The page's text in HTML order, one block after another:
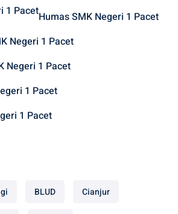
1 PacetHumas SMK Negeri 1 Pacet
Negeri 1 Pacet
Negeri 1 Pacet
1 Pacet
1 Pacet
BLUD Cianjur